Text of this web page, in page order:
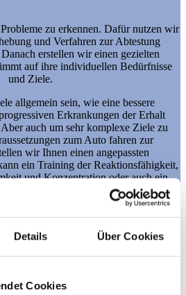
Details Über Cookies
Cookies
zu erkennen. Dafür nutzen wir
und Verfahren zur Abtestung
erstellen wir einen gezielten
auf ihre individuellen Bedürfnisse
und Ziele.
allgemein sein, wie eine bessere
Erkrankungen der Erhalt
auch um sehr komplexe Ziele zu
zum Auto fahren zur
wir Ihnen einen angepassten
ein Training der Reaktionsfähigkeit,
und Konzentration oder auch ein
fördern, damit sie Ihre gesteckten Ziele
und behalten.